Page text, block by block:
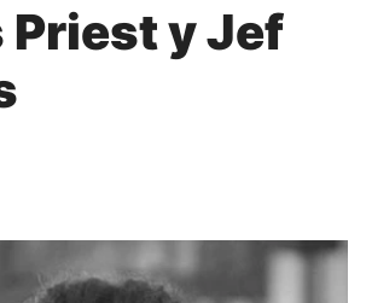
Priest y Jef